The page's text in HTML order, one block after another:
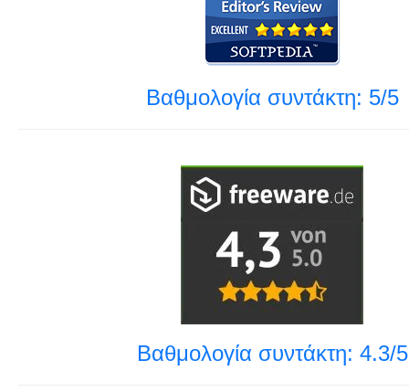
Βαθμολογία συντάκτη: 5/5
Βαθμολογία συντάκτη: 4.3/5